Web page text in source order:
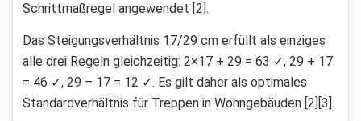
Schrittmaßregel angewendet [2].
Das Steigungsverhältnis 17/29 cm erfüllt als einziges
alle drei Regeln gleichzeitig: 2×17 + 29 = 63 ✓, 29 + 17
= 46 ✓, 29 – 17 = 12 ✓. Es gilt daher als optimales
Standardverhältnis für Treppen in Wohngebäuden [2][3].